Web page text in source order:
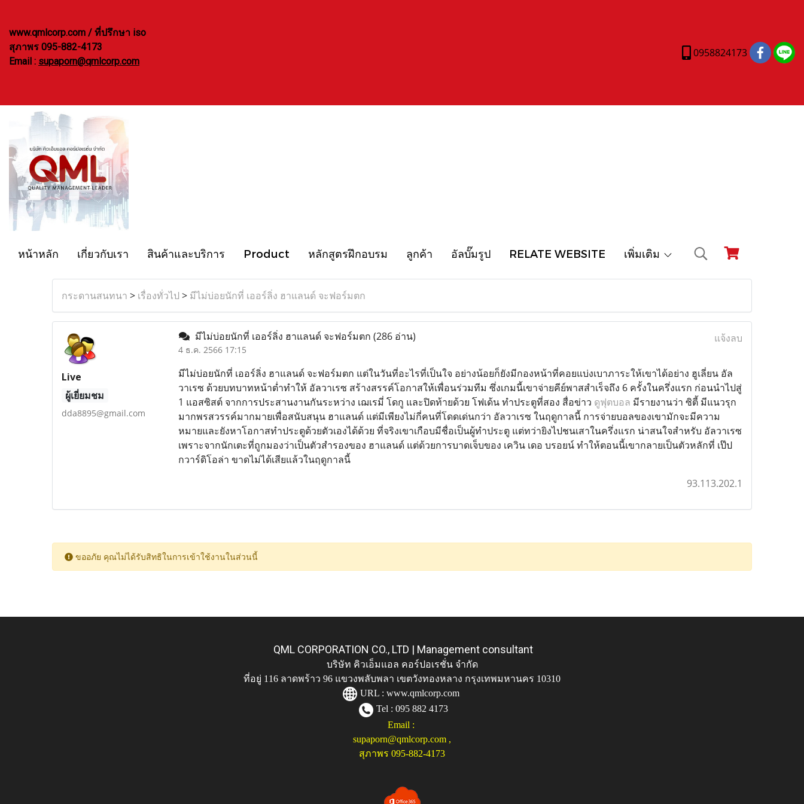
www.qmlcorp.com / ที่ปรึกษา iso
สุภาพร 095-882-4173
Email : supaporn@qmlcorp.com
0958824173
หน้าหลัก เกี่ยวกับเรา สินค้าและบริการ Product หลักสูตรฝึกอบรม ลูกค้า อัลบั๊มรูป RELATE WEBSITE เพิ่มเติม
กระดานสนทนา > เรื่องทั่วไป > มีไม่บ่อยนักที่ เออร์ลิ่ง ฮาแลนด์ จะฟอร์มตก
Live
ผู้เยี่ยมชม
dda8895@gmail.com
มีไม่บ่อยนักที่ เออร์ลิ่ง ฮาแลนด์ จะฟอร์มตก (286 อ่าน)
4 ธ.ค. 2566 17:15
แจ้งลบ
มีไม่บ่อยนักที่ เออร์ลิ่ง ฮาแลนด์ จะฟอร์มตก แต่ในวันที่อะไรที่เป็นใจ อย่างน้อยก็ยังมีกองหน้าที่คอยแบ่งเบาภาระให้เขาได้อย่าง ฮูเลี่ยน อัล
วาเรซ ด้วยบทบาทหน้าต่ำทำให้ อัลวาเรซ สร้างสรรค์โอกาสให้เพื่อนร่วมทีม ซึ่งเกมนี้เขาจ่ายคีย์พาสสำเร็จถึง 6 ครั้งในครึ่งแรก ก่อนนำไปสู่
1 แอสซิสต์ จากการประสานงานกันระหว่าง เฌเรมี่ โดกู และปิดท้ายด้วย โฟเด้น ทำประตูที่สอง สื่อข่าว ดูฟุตบอล มีรายงานว่า ซิตี้ มีแนวรุก
มากพรสวรรค์มากมายเพื่อสนับสนุน ฮาแลนด์ แต่มีเพียงไม่กี่คนที่โดดเด่นกว่า อัลวาเรซ ในฤดูกาลนี้ การจ่ายบอลของเขามักจะมีความ
หมายและยังหาโอกาสทำประตูด้วยตัวเองได้ด้วย ที่จริงเขาเกือบมีชื่อเป็นผู้ทำประตู แต่ทว่ายิงไปชนเสาในครึ่งแรก น่าสนใจสำหรับ อัลวาเรซ
เพราะจากนักเตะที่ถูกมองว่าเป็นตัวสำรองของ ฮาแลนด์ แต่ด้วยการบาดเจ็บของ เควิน เดอ บรอยน์ ทำให้ตอนนี้เขากลายเป็นตัวหลักที่ เป๊ป
กวาร์ดิโอล่า ขาดไม่ได้เสียแล้วในฤดูกาลนี้
93.113.202.1
ขออภัย คุณไม่ได้รับสิทธิในการเข้าใช้งานในส่วนนี้
QML CORPORATION CO., LTD | Management consultant
บริษัท คิวเอ็มแอล คอร์ปอเรชั่น จำกัด
ที่อยู่ 116 ลาดพร้าว 96 แขวงพลับพลา เขตวังทองหลาง กรุงเทพมหานคร 10310
URL : www.qmlcorp.com
Tel : 095 882 4173
Email :
supaporn@qmlcorp.com ,
สุภาพร 095-882-4173